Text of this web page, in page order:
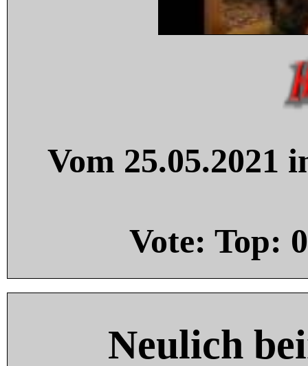
Vom 25.05.2021
Vote: Top: 0
Neulich